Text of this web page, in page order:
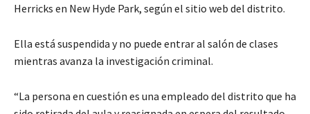
Herricks en New Hyde Park, según el sitio web del distrito.
Ella está suspendida y no puede entrar al salón de clases
mientras avanza la investigación criminal.
“La persona en cuestión es una empleado del distrito que ha